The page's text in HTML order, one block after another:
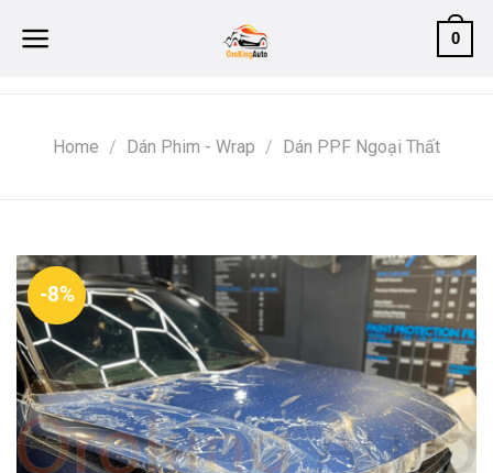
0
Home / Dán Phim - Wrap / Dán PPF Ngoại Thất
-8%